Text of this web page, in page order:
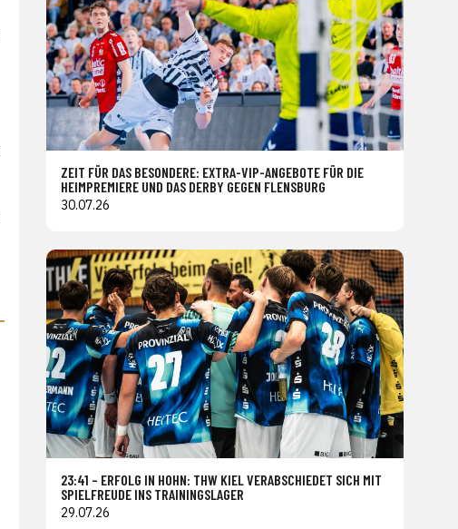
ZEIT FÜR DAS BESONDERE: EXTRA-VIP-ANGEBOTE FÜR DIE
HEIMPREMIERE UND DAS DERBY GEGEN FLENSBURG
30.07.26
23:41 – ERFOLG IN HOHN: THW KIEL VERABSCHIEDET SICH MIT
SPIELFREUDE INS TRAININGSLAGER
29.07.26